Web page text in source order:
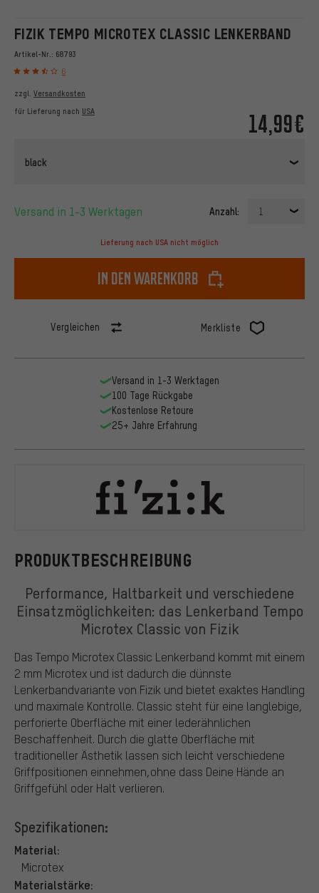
FIZIK TEMPO MICROTEX CLASSIC LENKERBAND
Artikel-Nr.: 68793
6
14,99€
zzgl. Versandkosten
für Lieferung nach USA
black
Versand in 1-3 Werktagen Anzahl: 1
Lieferung nach USA nicht möglich
In den Warenkorb
Vergleichen Merkliste
PRODUKTBESCHREIBUNG
Performance, Haltbarkeit und verschiedene
Einsatzmöglichkeiten: das Lenkerband Tempo
Microtex Classic von Fizik
Das Tempo Microtex Classic Lenkerband kommt mit einem
2 mm Microtex und ist dadurch die dünnste
Lenkerbandvariante von Fizik und bietet exaktes Handling
und maximale Kontrolle. Classic steht für eine langlebige,
perforierte Oberfläche mit einer lederähnlichen
Beschaffenheit. Durch die glatte Oberfläche mit
traditioneller Ästhetik lassen sich leicht verschiedene
Griffpositionen einnehmen,ohne dass Deine Hände an
Griffgefühl oder Halt verlieren.
Spezifikationen:
Material:
Microtex
Materialstärke:
Versand in 1-3 Werktagen
100 Tage Rückgabe
Kostenlose Retoure
25+ Jahre Erfahrung
Fizik